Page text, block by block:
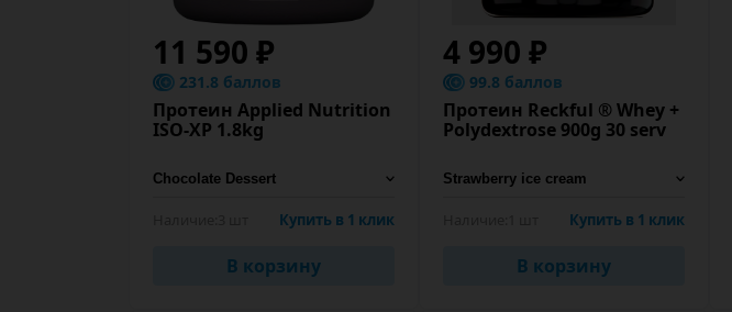
11 590 ₽
231.8 баллов
Протеин Applied Nutrition
ISO-XP 1.8kg
Купить в 1 клик
В корзину
4 990 ₽
99.8 баллов
Протеин Reckful ® Whey +
Polydextrose 900g 30 serv
Купить в 1 клик
В корзину